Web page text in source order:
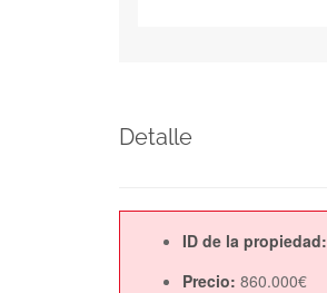
Detalle
ID de la propiedad:
Precio: 860.000€